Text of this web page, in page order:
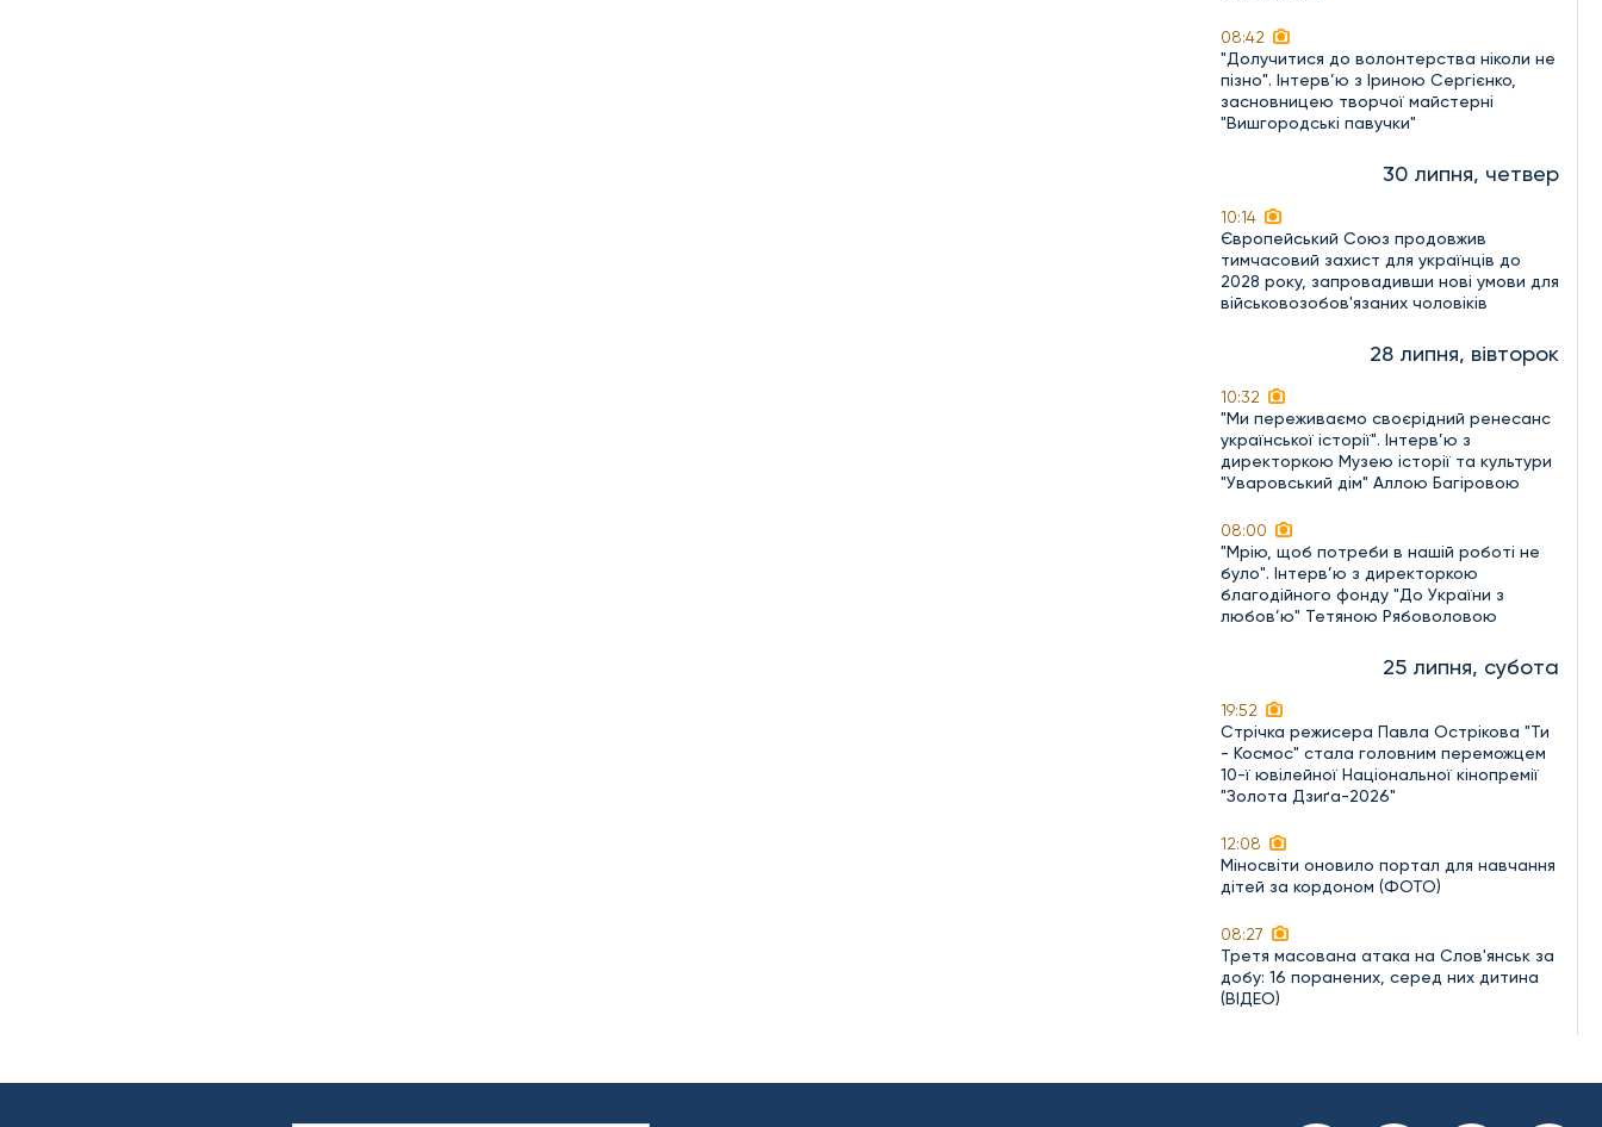
08:42
"Долучитися до волонтерства ніколи не
пізно". Інтерв’ю з Іриною Сергієнко,
засновницею творчої майстерні
"Вишгородські павучки"
30 липня, четвер
10:14
Європейський Союз продовжив
тимчасовий захист для українців до
2028 року, запровадивши нові умови для
військовозобов'язаних чоловіків
28 липня, вівторок
10:32
"Ми переживаємо своєрідний ренесанс
української історії". Інтерв’ю з
директоркою Музею історії та культури
"Уваровський дім" Аллою Багіровою
08:00
"Мрію, щоб потреби в нашій роботі не
було". Інтерв’ю з директоркою
благодійного фонду "До України з
любов’ю" Тетяною Рябоволовою
25 липня, субота
19:52
Стрічка режисера Павла Острікова "Ти
- Космос" стала головним переможцем
10-ї ювілейної Національної кінопремії
"Золота Дзиґа-2026"
12:08
Міносвіти оновило портал для навчання
дітей за кордоном (ФОТО)
08:27
Третя масована атака на Слов'янськ за
добу: 16 поранених, серед них дитина
(ВІДЕО)